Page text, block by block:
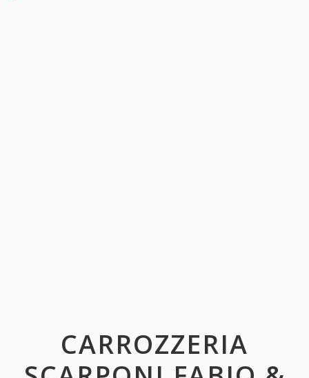
CARROZZERIA